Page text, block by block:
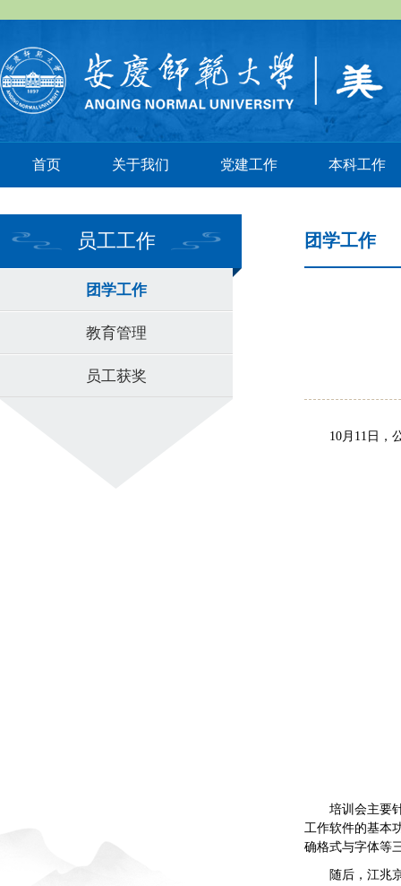
首页 关于我们 党建工作 本科工作
员工工作
团学工作
教育管理
员工获奖
团学工作
10月11日，
培训会主要
工作软件的基本
确格式与字体等
随后，江兆